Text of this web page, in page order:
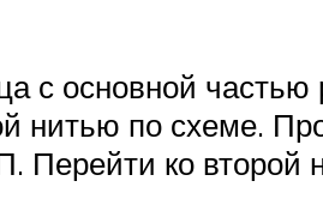
с основной
по схеме.
Перейти ко второй